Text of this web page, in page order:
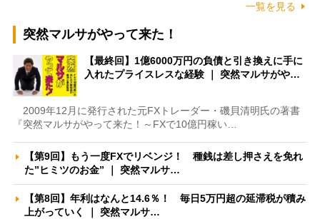
一覧を見る
突然マルサがやって来た！
【最終回】1億6000万円の負債と引き換えに手に
入れたプライスレスな経験 ｜ 突然マルサがや…
2009年12月に発行された元FXトレーダー・磯貝清明氏の著書
『突然マルサがやって来た！～FXで10億円稼い…
【第9回】もう一度FXでリベンジ！ 種銭は差し押さえを免れ
た”ヒミツのお金” ｜ 突然マルサ…
【第8回】年利はなんと14.6％！ 毎日5万円超の延滞税が積み
上がっていく ｜ 突然マルサ…